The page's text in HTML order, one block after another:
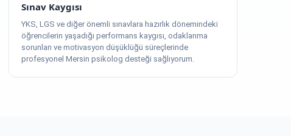
Sınav Kaygısı
YKS, LGS ve diğer önemli sınavlara hazırlık dönemindeki
öğrencilerin yaşadığı performans kaygısı, odaklanma
sorunları ve motivasyon düşüklüğü süreçlerinde
profesyonel Mersin psikolog desteği sağlıyorum.